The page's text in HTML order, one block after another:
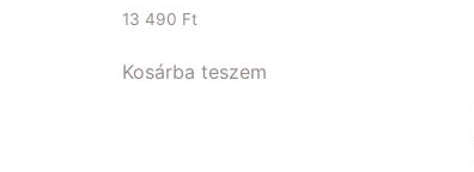
13 490 Ft
Kosárba teszem